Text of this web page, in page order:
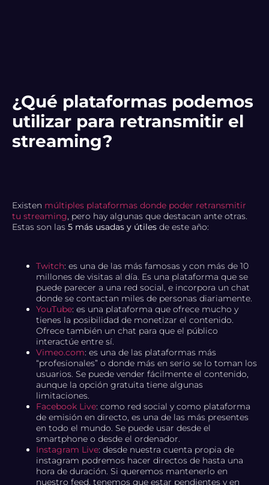
¿Qué plataformas podemos
utilizar para retransmitir el
streaming?
Existen múltiples plataformas donde poder retransmitir
tu streaming, pero hay algunas que destacan ante otras.
Estas son las 5 más usadas y útiles de este año:
Twitch: es una de las más famosas y con más de 10
millones de visitas al día. Es una plataforma que se
puede parecer a una red social, e incorpora un chat
donde se contactan miles de personas diariamente.
YouTube: es una plataforma que ofrece mucho y
tienes la posibilidad de monetizar el contenido.
Ofrece también un chat para que el público
interactúe entre sí.
Vimeo.com: es una de las plataformas más
“profesionales” o donde más en serio se lo toman los
usuarios. Se puede vender fácilmente el contenido,
aunque la opción gratuita tiene algunas
limitaciones.
Facebook Live: como red social y como plataforma
de emisión en directo, es una de las más presentes
en todo el mundo. Se puede usar desde el
smartphone o desde el ordenador.
Instagram Live: desde nuestra cuenta propia de
instagram podremos hacer directos de hasta una
hora de duración. Si queremos mantenerlo en
nuestro feed, tenemos que estar pendientes y en